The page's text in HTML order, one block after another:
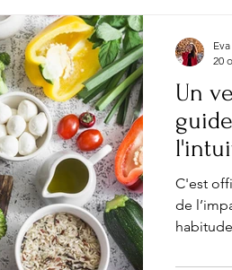
Un
C'est
de
20